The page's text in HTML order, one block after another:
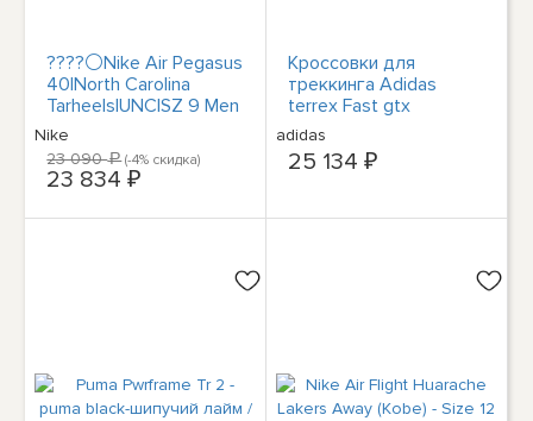
????⚪️Nike Air Pegasus
40|North Carolina
Tarheels|UNC|SZ 9 Men
Women's Size 10.5
Nike
23 090a(-4% скидка)
23 834 ₽
Кроссовки для
треккинга Adidas
terrex Fast gtx
Surround gore-tex
AQ0365 Новые
adidas
25 134 ₽